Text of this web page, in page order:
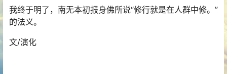
我终于明了，南无本初报身佛所说“修行就是在人群中修。”
的法义。
文/演化